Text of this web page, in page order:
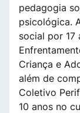
pedagogia
psicológica.
social por 17
Criança e
além de
Coletivo
10 anos no